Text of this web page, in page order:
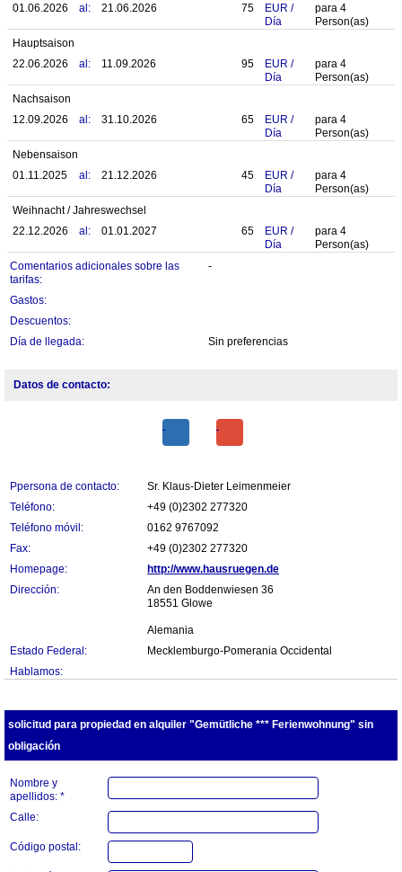
01.06.2026
al: 21.06.2026 75 EUR /
Día
para 4
Person(as)
Hauptsaison
22.06.2026
al: 11.09.2026 95 EUR /
Día
para 4
Person(as)
Nachsaison
12.09.2026
al: 31.10.2026 65 EUR /
Día
para 4
Person(as)
Nebensaison
01.11.2025
al: 21.12.2026 45 EUR /
Día
para 4
Person(as)
Weihnacht / Jahreswechsel
22.12.2026
al: 01.01.2027 65 EUR /
Día
para 4
Person(as)
Comentarios adicionales sobre las
tarifas:
-
Gastos:
Descuentos:
Día de llegada:
Sin preferencias
Datos de contacto:
Ppersona de contacto:
Sr. Klaus-Dieter Leimenmeier
Teléfono:
+49 (0)2302 277320
Teléfono móvil:
0162 9767092
Fax:
+49 (0)2302 277320
Homepage:
http://www.hausruegen.de
Dirección:
An den Boddenwiesen 36
18551 Glowe
Alemania
Estado Federal:
Mecklemburgo-Pomerania Occidental
Hablamos:
solicitud para propiedad en alquiler "Gemütliche *** Ferienwohnung" sin
obligación
Nombre y
apellidos: *
Calle:
Código postal: